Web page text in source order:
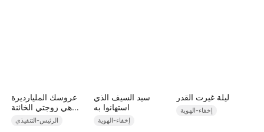
عروسك المليارديرة
هي زوجتي الخائنة
(مدبلج)
الرئيس-التنفيذي
سيد السيف الذي
استهانوا به
إخفاء-الهوية
ليلة غيرت القدر
إخفاء-الهوية